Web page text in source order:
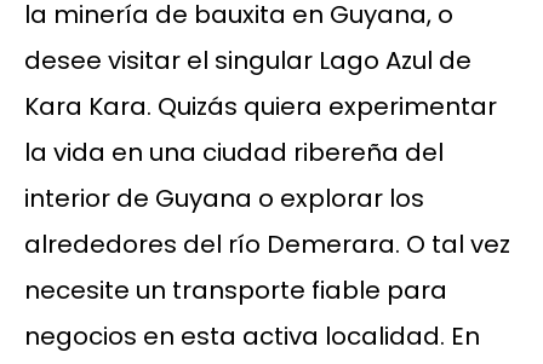
la minería de bauxita en Guyana, o
desee visitar el singular Lago Azul de
Kara Kara. Quizás quiera experimentar
la vida en una ciudad ribereña del
interior de Guyana o explorar los
alrededores del río Demerara. O tal vez
necesite un transporte fiable para
negocios en esta activa localidad. En